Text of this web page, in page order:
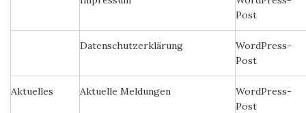
Post
Datenschutzerklärung
WordPress-
Post
Aktuelles Aktuelle Meldungen
WordPress-
Post